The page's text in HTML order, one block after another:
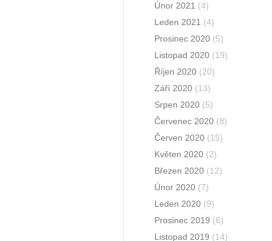
Únor 2021 (4)
Leden 2021 (4)
Prosinec 2020 (5)
Listopad 2020 (19)
Říjen 2020 (20)
Září 2020 (13)
Srpen 2020 (5)
Červenec 2020 (8)
Červen 2020 (15)
Květen 2020 (2)
Březen 2020 (12)
Únor 2020 (7)
Leden 2020 (9)
Prosinec 2019 (6)
Listopad 2019 (14)